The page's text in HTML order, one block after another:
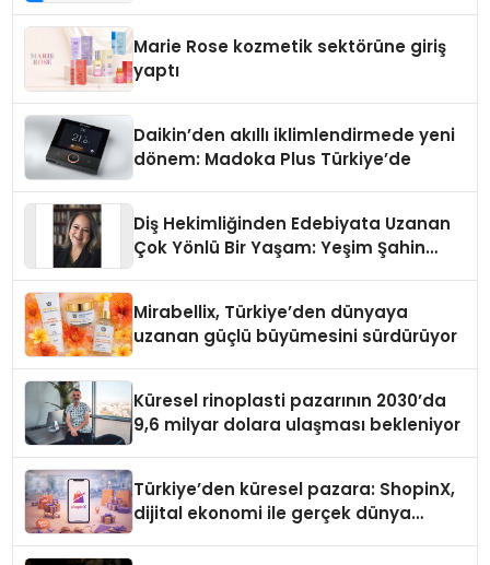
Marie Rose kozmetik sektörüne giriş
yaptı
Daikin’den akıllı iklimlendirmede yeni
dönem: Madoka Plus Türkiye’de
Diş Hekimliğinden Edebiyata Uzanan
Çok Yönlü Bir Yaşam: Yeşim Şahin
Mirabellix, Türkiye’den dünyaya
uzanan güçlü büyümesini sürdürüyor
Küresel rinoplasti pazarının 2030’da
9,6 milyar dolara ulaşması bekleniyor
Türkiye’den küresel pazara: ShopinX,
dijital ekonomi ile gerçek dünya